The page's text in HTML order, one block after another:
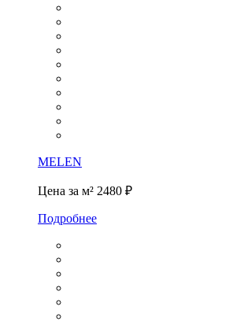
MELEN
Цена за м² 2480 ₽
Подробнее